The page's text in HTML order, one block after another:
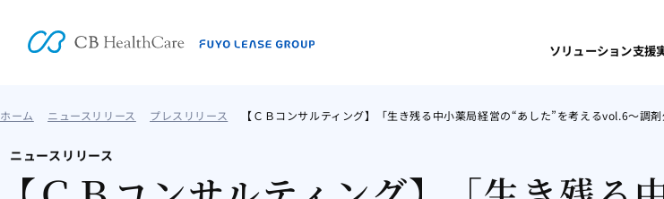
ソリューション支援
ホーム ニュースリリース プレスリリース 【ＣＢコンサルティング】「生き残る中小薬局経営の“あした”を考えるvol.6～調
ニュースリリース